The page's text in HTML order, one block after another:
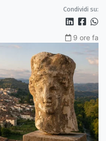
Condividi su:
9 ore fa